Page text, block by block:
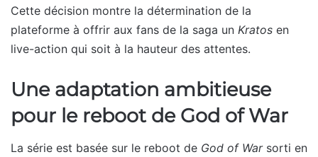
Cette décision montre la détermination de la
plateforme à offrir aux fans de la saga un Kratos en
live-action qui soit à la hauteur des attentes.
Une adaptation ambitieuse
pour le reboot de God of War
La série est basée sur le reboot de God of Warsorti en